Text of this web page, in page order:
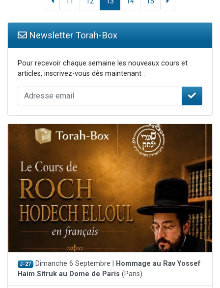
Newsletter Torah-Box
Pour recevoir chaque semaine les nouveaux cours et
articles, inscrivez-vous dès maintenant :
J-27 Dimanche 6 Septembre |
Hommage au Rav Yossef
Haim Sitruk au Dome de Paris (Paris)